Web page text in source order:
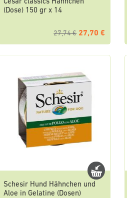
Cesar classics Hähnchen
(Dose) 150 gr x 14
27,74 € 27,70 €
Schesir Hund Hähnchen und
Aloe in Gelatine (Dosen)